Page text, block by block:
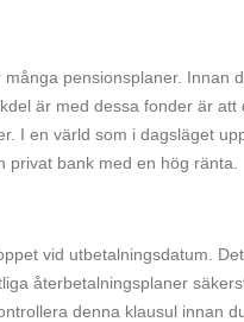
pensionsplaner. Innan
är med dessa fonder är
I en värld som i dagsläget
privat bank med en hög ränta.
vid utbetalningsdatum.
återbetalningsplaner
denna klausul innan